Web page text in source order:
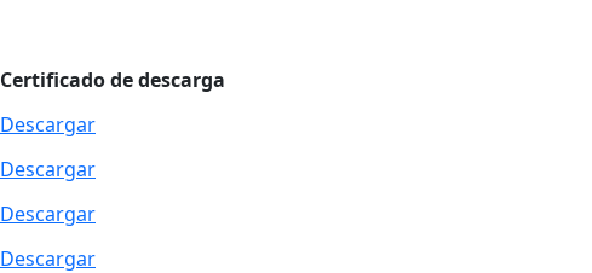
Certificado de descarga
Descargar
Descargar
Descargar
Descargar